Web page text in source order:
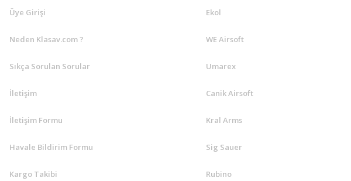
Üye Girişi
Neden Klasav.com ?
Sıkça Sorulan Sorular
İletişim
İletişim Formu
Havale Bildirim Formu
Kargo Takibi
Ekol
WE Airsoft
Umarex
Canik Airsoft
Kral Arms
Sig Sauer
Rubino